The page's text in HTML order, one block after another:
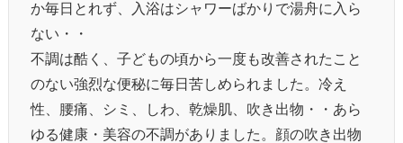
か毎日とれず、入浴はシャワーばかりで湯舟に入ら
ない・・
不調は酷く、子どもの頃から一度も改善されたこと
のない強烈な便秘に毎日苦しめられました。冷え
性、腰痛、シミ、しわ、乾燥肌、吹き出物・・あら
ゆる健康・美容の不調がありました。顔の吹き出物